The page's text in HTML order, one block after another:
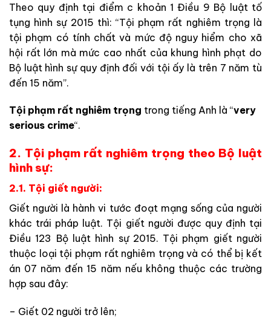
Theo quy định tại điểm c khoản 1 Điều 9 Bộ luật tố
tụng hình sự 2015 thì: “Tội phạm rất nghiêm trọng là
tội phạm có tính chất và mức độ nguy hiểm cho xã
hội rất lớn mà mức cao nhất của khung hình phạt do
Bộ luật hình sự quy định đối với tội ấy là trên 7 năm tù
đến 15 năm”.
Tội phạm rất nghiêm trọng trong tiếng Anh là “very
serious crime“.
2. Tội phạm rất nghiêm trọng theo Bộ luật
hình sự:
2.1. Tội giết người:
Giết người là hành vi tước đoạt mạng sống của người
khác trái pháp luật. Tội giết người được quy định tại
Điều 123 Bộ luật hình sự 2015. Tội phạm giết người
thuộc loại tội phạm rất nghiêm trọng và có thể bị kết
án 07 năm đến 15 năm nếu không thuộc các trường
hợp sau đây:
– Giết 02 người trở lên;